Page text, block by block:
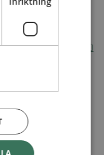
verktygslåda
och Guds rike